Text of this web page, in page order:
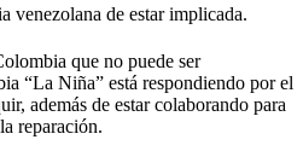
venezolana de estar implicada.
que no puede ser
“La Niña” está respondiendo por el
además de estar colaborando para
reparación.